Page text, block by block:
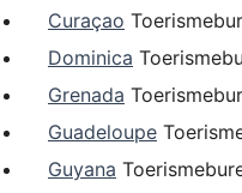
Curaçao
Dominica
Grenada
Guadeloupe
Guyana